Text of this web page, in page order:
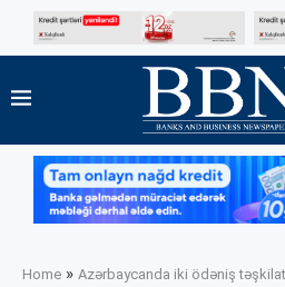
Home » Azərbaycanda iki ödəniş